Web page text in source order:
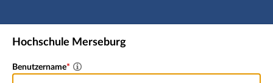
Hauptnavigation
Freier Zugang
Nutzerdaten abrufen
Fußzeile
Hochschule Merseburg
Benutzername